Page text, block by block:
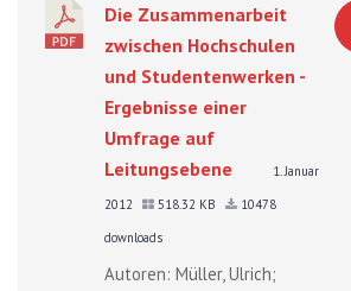
Die Zusammenarbeit
zwischen Hochschulen
und Studentenwerken -
Ergebnisse einer
Umfrage auf
Leitungsebene
1. Januar
2012
518.32 KB
10478
downloads
Autoren: Müller, Ulrich;